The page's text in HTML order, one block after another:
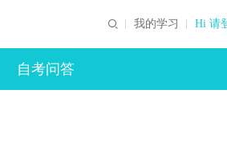
我的学习 Hi 请
自考问答